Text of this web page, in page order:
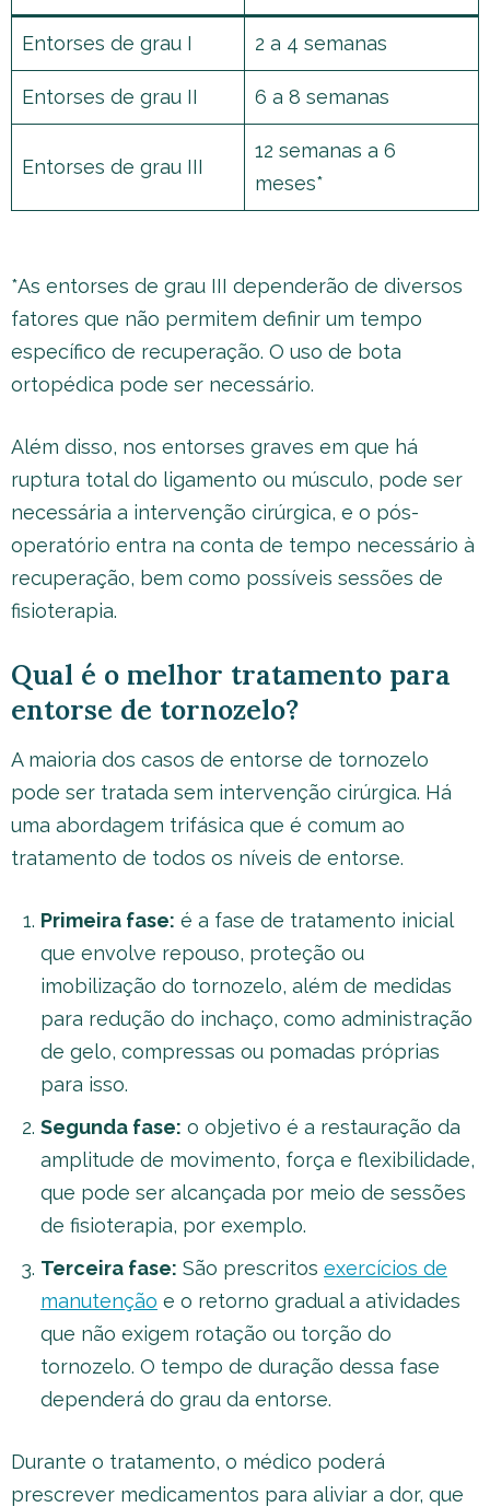
Entorses de grau I 2 a 4 semanas
Entorses de grau II 6 a 8 semanas
Entorses de grau III
12 semanas a 6
meses*
*As entorses de grau III dependerão de diversos
fatores que não permitem definir um tempo
específico de recuperação. O uso de bota
ortopédica pode ser necessário.
Além disso, nos entorses graves em que há
ruptura total do ligamento ou músculo, pode ser
necessária a intervenção cirúrgica, e o pós-
operatório entra na conta de tempo necessário à
recuperação, bem como possíveis sessões de
fisioterapia.
Qual é o melhor tratamento para
entorse de tornozelo?
A maioria dos casos de entorse de tornozelo
pode ser tratada sem intervenção cirúrgica. Há
uma abordagem trifásica que é comum ao
tratamento de todos os níveis de entorse.
Primeira fase: é a fase de tratamento inicial
que envolve repouso, proteção ou
imobilização do tornozelo, além de medidas
para redução do inchaço, como administração
de gelo, compressas ou pomadas próprias
para isso.
Segunda fase: o objetivo é a restauração da
amplitude de movimento, força e flexibilidade,
que pode ser alcançada por meio de sessões
de fisioterapia, por exemplo.
Terceira fase: São prescritos exercícios de
manutenção e o retorno gradual a atividades
que não exigem rotação ou torção do
tornozelo. O tempo de duração dessa fase
dependerá do grau da entorse.
Durante o tratamento, o médico poderá
prescrever medicamentos para aliviar a dor, que